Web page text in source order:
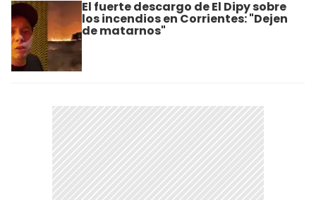
El fuerte descargo de El Dipy sobre
los incendios en Corrientes: "Dejen
de matarnos"